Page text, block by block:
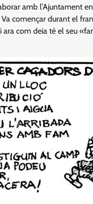
amb l’Ajuntament
començar durant el
com deia té el seu